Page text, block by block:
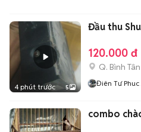
4 phút trước 5
Đầu thu
120.000 đ
Q. Bình Tân
Điên Tư Phuc
combo